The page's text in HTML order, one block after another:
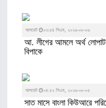
আপডেট ০৩:৫৪ পিএম, ২০২৬-০৮-০৬
আ. লীগের আমলে অর্থ
বিপাকে
আপডেট ০৪:৫২ পিএম, ২০২৬-০৮-০৫
সাত মাসে বাংলা কিউআরে